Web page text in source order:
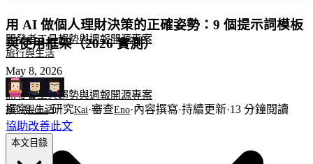
開發者工具趨勢與週報開源專案
旅行與生活
開發者工具趨勢與週報開源專案
旅行與生活
用 AI 做個人理財決策的正確姿勢：9 個提示詞模板
與使用框架（2026 實測）
May 8, 2026
撰寫Luna·研究Kai·審查Eno·內容撰寫·持續更新·13 分鐘閱讀
協助改善此文
本文目錄